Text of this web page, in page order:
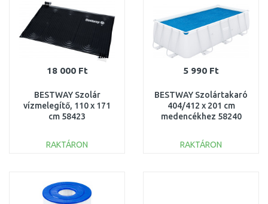
18 000 Ft
BESTWAY Szolár
vízmelegítő, 110 x 171
cm 58423
RAKTÁRON
Összehasonlítás
5 990 Ft
BESTWAY Szolártakaró
404/412 x 201 cm
medencékhez 58240
RAKTÁRON